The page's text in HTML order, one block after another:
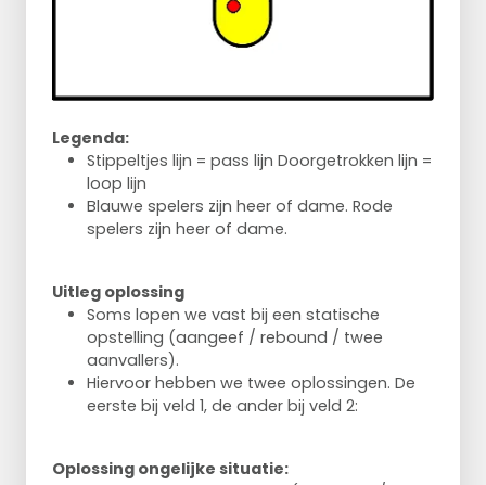
Legenda:
Stippeltjes lijn = pass lijn Doorgetrokken lijn =
loop lijn
Blauwe spelers zijn heer of dame. Rode
spelers zijn heer of dame.
Uitleg oplossing
Soms lopen we vast bij een statische
opstelling (aangeef / rebound / twee
aanvallers).
Hiervoor hebben we twee oplossingen. De
eerste bij veld 1, de ander bij veld 2:
Oplossing ongelijke situatie: